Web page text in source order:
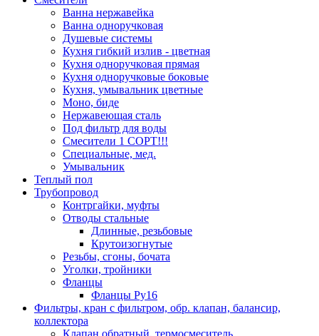
Ванна нержавейка
Ванна одноручковая
Душевые системы
Кухня гибкий излив - цветная
Кухня одноручковая прямая
Кухня одноручковые боковые
Кухня, умывальник цветные
Моно, биде
Нержавеющая сталь
Под фильтр для воды
Смесители 1 СОРТ!!!
Специальные, мед.
Умывальник
Теплый пол
Трубопровод
Контргайки, муфты
Отводы стальные
Длинные, резьбовые
Крутоизогнутые
Резьбы, сгоны, бочата
Уголки, тройники
Фланцы
Фланцы Ру16
Фильтры, кран с фильтром, обр. клапан, балансир,
коллектора